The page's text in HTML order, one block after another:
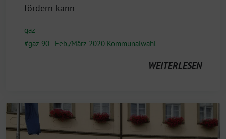
fördern kann
gaz
gaz 90 - Feb./März 2020 Kommunalwahl
WEITERLESEN